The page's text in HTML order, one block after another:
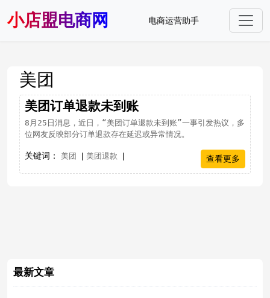
小店盟电商网 电商运营助手
美团
美团订单退款未到账
8月25日消息，近日，“美团订单退款未到账”一事引发热议，多
位网友反映部分订单退款存在延迟或异常情况。
关键词： 美团 | 美团退款 | 查看更多
最新文章